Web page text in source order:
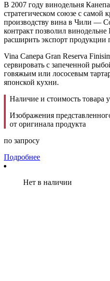
В 2007 году винодельня
стратегическом союзе с самой
производству вина в Чили —
контракт позволил винодельне
расширить экспорт продукции
Vina Canepa Gran Reserva
сервировать с запеченной
говяжьим или лососевым
японской кухни.
Наличие и стоимость товара
Изображения
от оригинала продукта
по запросу
Подробнее
Нет в наличии